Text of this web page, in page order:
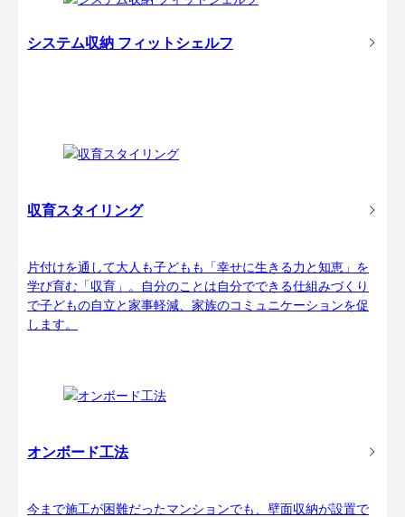
システム収納 フィットシェルフ
収育スタイリング
片付けを通して大人も子どもも「幸せに生きる力と知恵」を
学び育む「収育」。自分のことは自分でできる仕組みづくり
で子どもの自立と家事軽減、家族のコミュニケーションを促
します。
オンボード工法
今まで施工が困難だったマンションでも、壁面収納が設置で